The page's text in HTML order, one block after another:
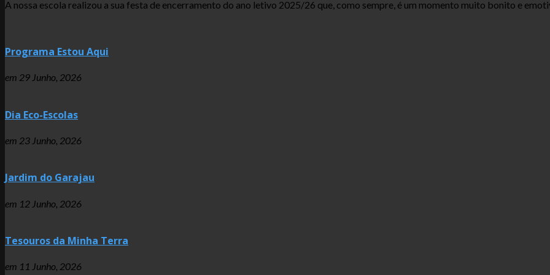
A nossa escola realizou a sua festa de encerramento do ano letivo 2025/26 que, como sempre, é um momento muito bonito e
Programa Estou Aqui
em 29 Junho, 2026
Dia Eco-Escolas
em 23 Junho, 2026
Jardim do Garajau
em 12 Junho, 2026
Tesouros da Minha Terra
em 11 Junho, 2026